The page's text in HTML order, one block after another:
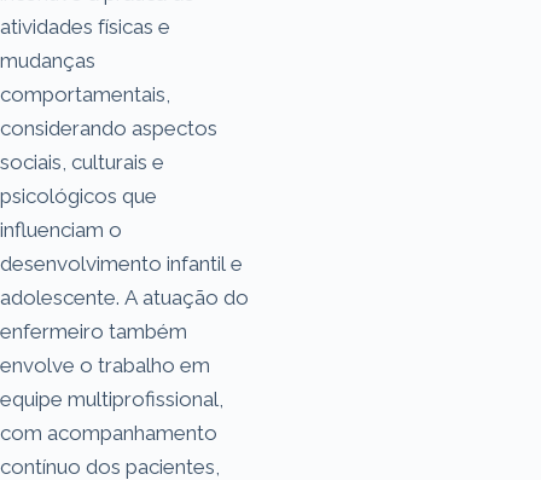
atividades físicas e
mudanças
comportamentais,
considerando aspectos
sociais, culturais e
psicológicos que
influenciam o
desenvolvimento infantil e
adolescente. A atuação do
enfermeiro também
envolve o trabalho em
equipe multiprofissional,
com acompanhamento
contínuo dos pacientes,